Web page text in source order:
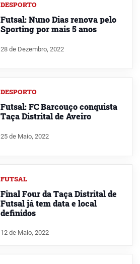
DESPORTO
Futsal: Nuno Dias renova pelo
Sporting por mais 5 anos
28 de Dezembro, 2022
DESPORTO
Futsal: FC Barcouço conquista
Taça Distrital de Aveiro
25 de Maio, 2022
FUTSAL
Final Four da Taça Distrital de
Futsal já tem data e local
definidos
12 de Maio, 2022